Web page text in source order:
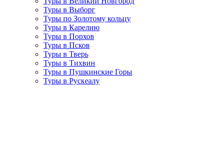
Туры в Выборг
Туры по Золотому кольцу
Туры в Карелию
Туры в Порхов
Туры в Псков
Туры в Тверь
Туры в Тихвин
Туры в Пушкинские Горы
Туры в Рускеалу